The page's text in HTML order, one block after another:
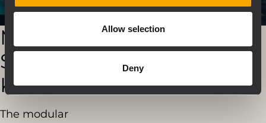
Allow selection
Deny
Modular
Suspension
Kit
The modular